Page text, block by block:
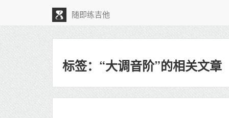
随即练吉他
标签：“大调音阶”的相关文章